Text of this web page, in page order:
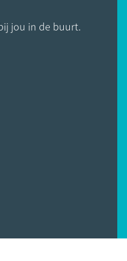
jou in de buurt.